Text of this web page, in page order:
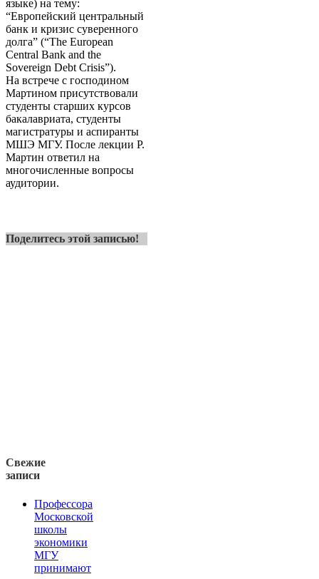
языке) на тему:
“Европейский центральный
банк и кризис суверенного
долга” (“The European
Central Bank and the
Sovereign Debt Crisis”).
На встрече с господином
Мартином присутствовали
студенты старших курсов
бакалавриата, студенты
магистратуры и аспиранты
МШЭ МГУ. После лекции Р.
Мартин ответил на
многочисленные вопросы
аудитории.
Поделитесь этой записью!
Свежие
записи
Профессора
Московской
школы
экономики
МГУ
принимают